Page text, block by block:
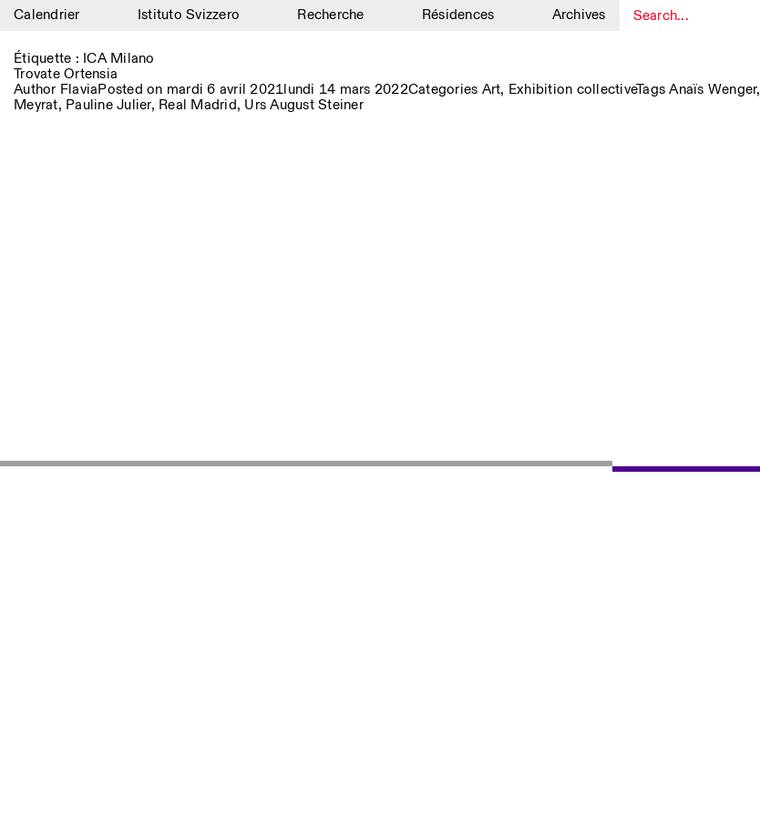
Calendrier Istituto Svizzero Recherche Résidences Archives
Calendrier
Istituto Svizzero
NEWSLETTER
Étiquette : ICA Milano
Trovate Ortensia
Author FlaviaPosted on mardi 6 avril 2021lundi 14 mars 2022Categories Art, Exhibition collectiveTagsAnaïs Wenger,
Meyrat, Pauline Julier, Real Madrid, Urs August Steiner